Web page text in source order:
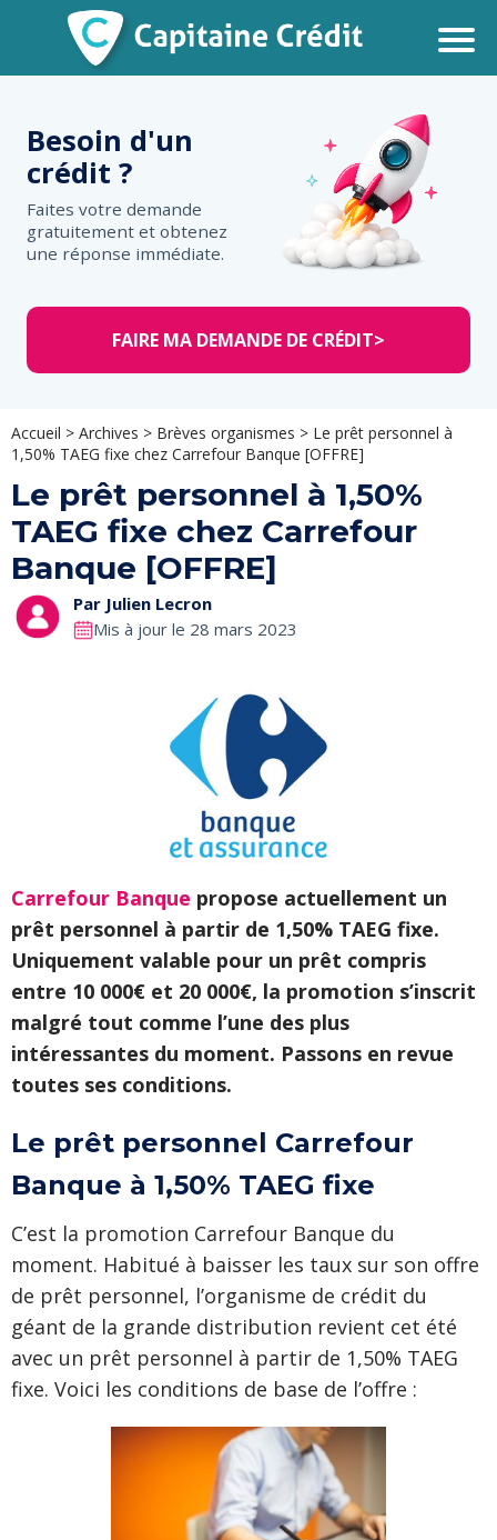
Besoin d'un
crédit ?
Faites votre demande
gratuitement et obtenez
une réponse immédiate.
FAIRE MA DEMANDE DE CRÉDIT>
Accueil > Archives > Brèves organismes > Le prêt personnel à
1,50% TAEG fixe chez Carrefour Banque [OFFRE]
Le prêt personnel à 1,50%
TAEG fixe chez Carrefour
Banque [OFFRE]
Par Julien Lecron
Mis à jour le 28 mars 2023
Carrefour Banque propose actuellement un
prêt personnel à partir de 1,50% TAEG fixe.
Uniquement valable pour un prêt compris
entre 10 000€ et 20 000€, la promotion s’inscrit
malgré tout comme l’une des plus
intéressantes du moment. Passons en revue
toutes ses conditions.
Le prêt personnel Carrefour
Banque à 1,50% TAEG fixe
C’est la promotion Carrefour Banque du
moment. Habitué à baisser les taux sur son offre
de prêt personnel, l’organisme de crédit du
géant de la grande distribution revient cet été
avec un prêt personnel à partir de 1,50% TAEG
fixe. Voici les conditions de base de l’offre :